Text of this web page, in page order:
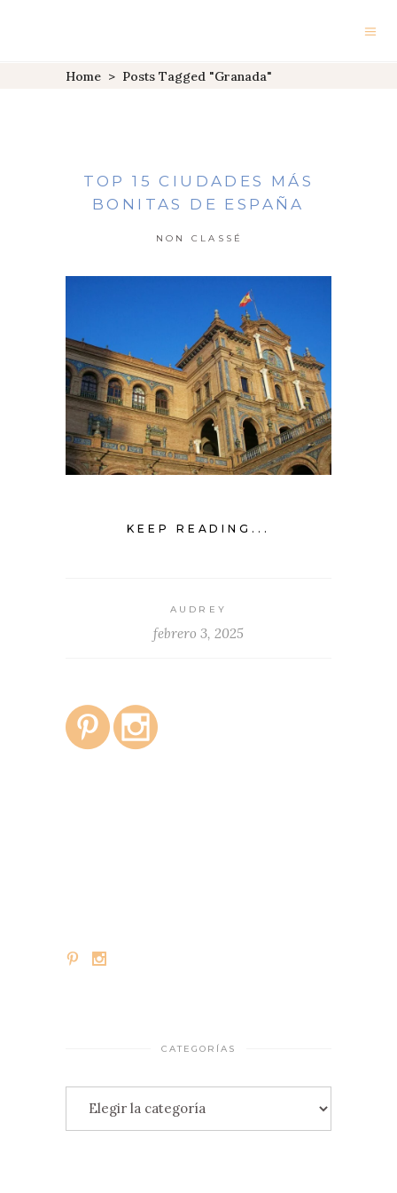
Home > Posts Tagged "Granada"
TOP 15 CIUDADES MÁS
BONITAS DE ESPAÑA
NON CLASSÉ
KEEP READING...
AUDREY
febrero 3, 2025
CATEGORÍAS
Categorías